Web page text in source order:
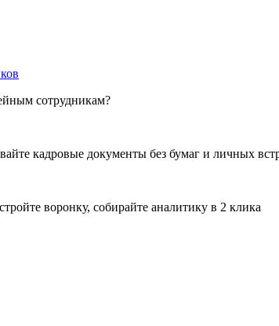
сотрудникам?
кадровые документы без бумаг и личных
воронку, собирайте аналитику в 2 клика